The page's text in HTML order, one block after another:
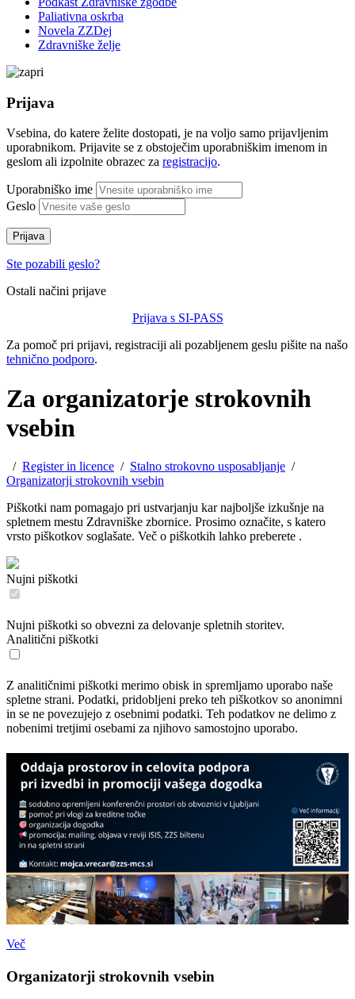
Paliativna oskrba
Novela ZZDej
Zdravniške želje
Prijava
Vsebina, do katere želite dostopati, je na voljo samo prijavljenim
uporabnikom. Prijavite se z obstoječim uporabniškim imenom in
geslom ali izpolnite obrazec za registracijo.
Uporabniško ime
Geslo
Prijava
Ste pozabili geslo?
Ostali načini prijave
Prijava s SI-PASS
Za pomoč pri prijavi, registraciji ali pozabljenem geslu pišite na našo
tehnično podporo.
Za organizatorje strokovnih
vsebin
/ Register in licence / Stalno strokovno usposabljanje /
Organizatorji strokovnih vsebin
Piškotki nam pomagajo pri ustvarjanju kar najboljše izkušnje na
spletnem mestu Zdravniške zbornice. Prosimo označite, s katero
vrsto piškotkov soglašate. Več o piškotkih lahko preberete .
Nujni piškotki
Nujni piškotki so obvezni za delovanje spletnih storitev.
Analitični piškotki
Z analitičnimi piškotki merimo obisk in spremljamo uporabo naše
spletne strani. Podatki, pridobljeni preko teh piškotkov so anonimni
in se ne povezujejo z osebnimi podatki. Teh podatkov ne delimo z
nobenimi tretjimi osebami za njihovo samostojno uporabo.
Več
Organizatorji strokovnih vsebin